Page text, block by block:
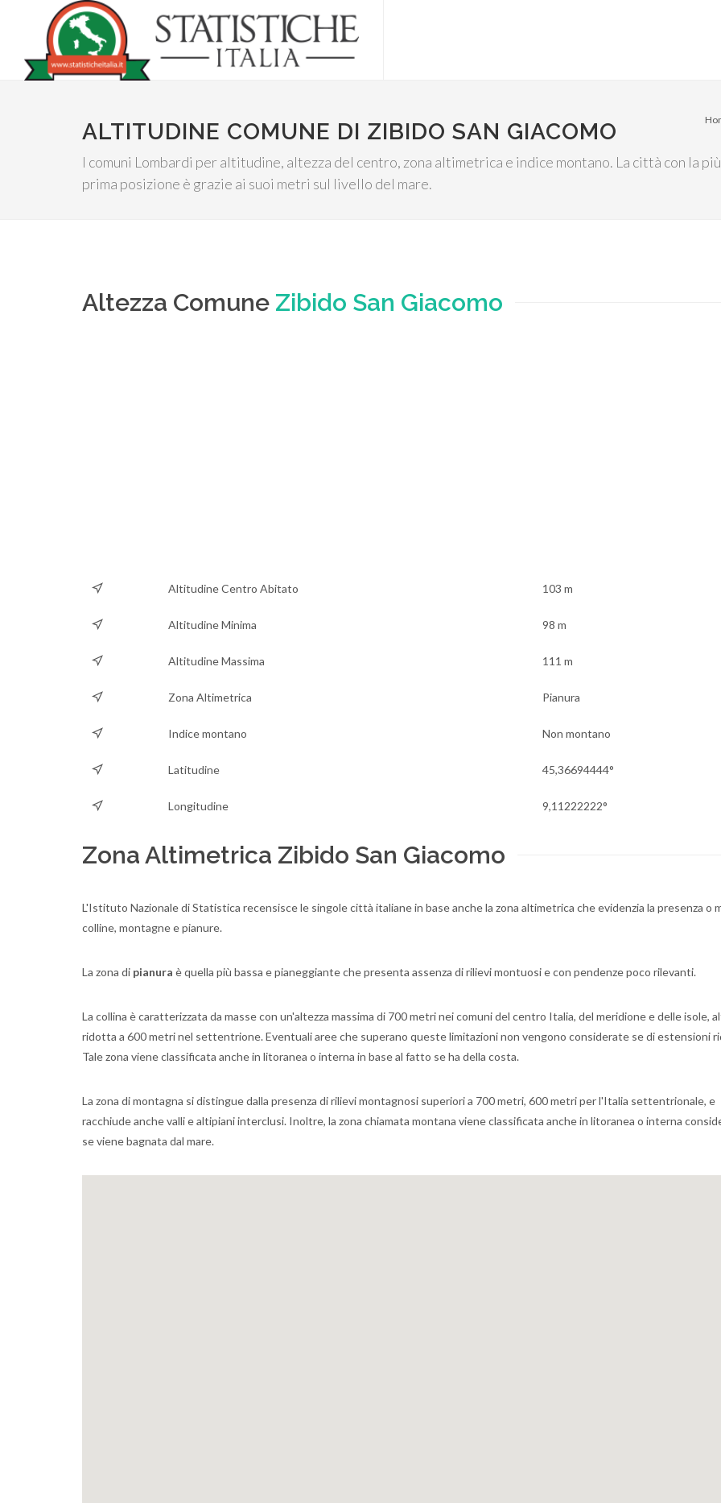
ALTITUDINE COMUNE DI ZIBIDO SAN GIACOMO
I comuni Lombardi per altitudine, altezza del centro, zona altimetrica e indice montano. La città con la
prima posizione è grazie ai suoi metri sul livello del mare.
Altezza Comune Zibido San Giacomo
Altitudine Centro Abitato 103 m
Altitudine Minima 98 m
Altitudine Massima 111 m
Zona Altimetrica Pianura
Indice montano Non montano
Latitudine 45,36694444°
Longitudine 9,11222222°
Zona Altimetrica Zibido San Giacomo
L'Istituto Nazionale di Statistica recensisce le singole città italiane in base anche la zona altimetrica che evidenzia la presenza o
colline, montagne e pianure.
La zona di pianura è quella più bassa e pianeggiante che presenta assenza di rilievi montuosi e con pendenze poco rilevanti.
La collina è caratterizzata da masse con un'altezza massima di 700 metri nei comuni del centro Italia, del meridione e delle isole,
ridotta a 600 metri nel settentrione. Eventuali aree che superano queste limitazioni non vengono considerate se di estensioni
Tale zona viene classificata anche in litoranea o interna in base al fatto se ha della costa.
La zona di montagna si distingue dalla presenza di rilievi montagnosi superiori a 700 metri, 600 metri per l'Italia settentrionale, e
racchiude anche valli e altipiani interclusi. Inoltre, la zona chiamata montana viene classificata anche in litoranea o interna
se viene bagnata dal mare.